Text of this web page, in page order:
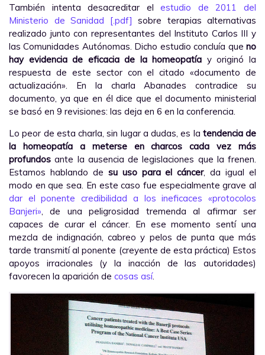
También intenta desacreditar elestudio de 2011 del
Ministerio de Sanidad [.pdf] sobre terapias alternativas
realizado junto con representantes del Instituto Carlos III y
las Comunidades Autónomas. Dicho estudio concluía que no
hay evidencia de eficacia de la homeopatía y originó la
respuesta de este sector con el citado «documento de
actualización». En la charla Abanades contradice su
documento, ya que en él dice que el documento ministerial
se basó en 9 revisiones: las deja en 6 en la conferencia.
Lo peor de esta charla, sin lugar a dudas, es la tendencia de
la homeopatía a meterse en charcos cada vez más
profundos ante la ausencia de legislaciones que la frenen.
Estamos hablando de su uso para el cáncer, da igual el
modo en que sea. En este caso fue especialmente grave al
dar el ponente credibilidad a los ineficaces «protocolos
Banjeri» , de una peligrosidad tremenda al afirmar ser
capaces de curar el cáncer. En ese momento sentí una
mezcla de indignación, cabreo y pelos de punta que más
tarde transmití al ponente (creyente de esta práctica) Estos
apoyos irracionales (y la inacción de las autoridades)
favorecen la aparición de cosas así.